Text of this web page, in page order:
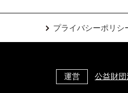
プライバシーポリシ
運営 公益財